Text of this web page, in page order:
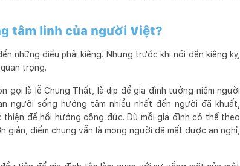
tâm linh của người Việt?
những điều phải kiêng. Nhưng trước khi nói đến kiêng kỵ,
trọng.
gọi là lễ Chung Thất, là dịp để gia đình tưởng niệm người
người sống hướng tâm nhiều nhất đến người đã khuất,
để hồi hướng công đức. Dù mỗi gia đình có thể theo
điểm chung vẫn là mong người đã mất được an nghỉ,